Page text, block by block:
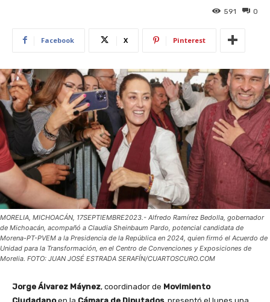
0
591
Facebook X Pinterest
MORELIA, MICHOACÁN, 17SEPTIEMBRE2023.- Alfredo Ramírez Bedolla, gobernador
de Michoacán, acompañó a Claudia Sheinbaum Pardo, potencial candidata de
Morena-PT-PVEM a la Presidencia de la República en 2024, quien firmó el Acuerdo de
Unidad para la Transformación, en el Centro de Convenciones y Exposiciones de
Morelia. FOTO: JUAN JOSÉ ESTRADA SERAFÍN/CUARTOSCURO.COM
Jorge Álvarez Máynez, coordinador de Movimiento